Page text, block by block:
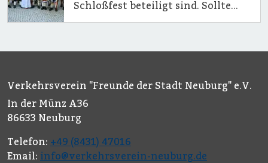
Schloßfest beteiligt sind. Sollte
Ihre Gruppe noch nicht
sich über das Organisationsbüro.
unterstützen.
Verkehrsverein "Freunde der Stadt Neuburg" e.V.
In der Münz A36
86633 Neuburg
Telefon: +49 (8431) 47016
Email: info@verkehrsverein-neuburg.de